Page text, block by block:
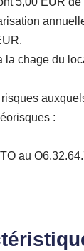
la chage du
:
au